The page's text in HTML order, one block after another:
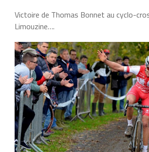
Victoire de Thomas Bonnet au cyclo-
Limouzine….